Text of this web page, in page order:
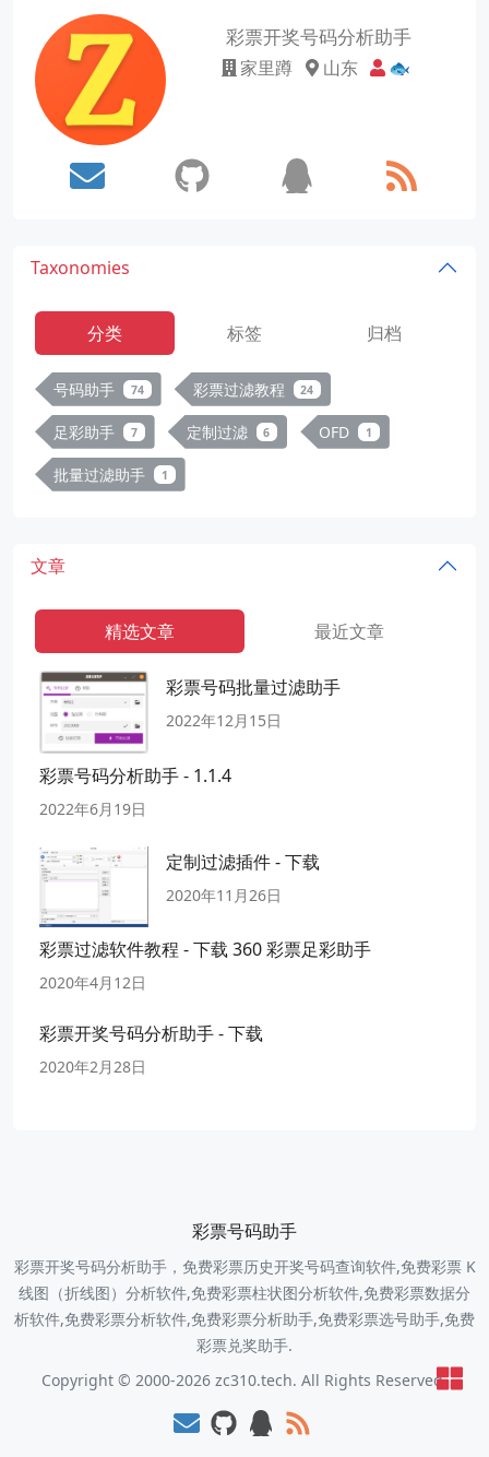
彩票开奖号码分析助手
家里蹲 山东 🐟
Taxonomies
分类 标签 归档
号码助手 74 彩票过滤教程 24
足彩助手 7 定制过滤 6 OFD 1
批量过滤助手 1
文章
精选文章 最近文章
彩票号码批量过滤助手
2022年12月15日
彩票号码分析助手 - 1.1.4
2022年6月19日
定制过滤插件 - 下载
2020年11月26日
彩票过滤软件教程 - 下载 360 彩票足彩助手
2020年4月12日
彩票开奖号码分析助手 - 下载
2020年2月28日
彩票号码助手
彩票开奖号码分析助手，免费彩票历史开奖号码查询软件,免费彩票 K
线图（折线图）分析软件,免费彩票柱状图分析软件,免费彩票数据分
析软件,免费彩票分析软件,免费彩票分析助手,免费彩票选号助手,免费
彩票兑奖助手.
Copyright © 2000-2026 zc310.tech. All Rights Reserved.